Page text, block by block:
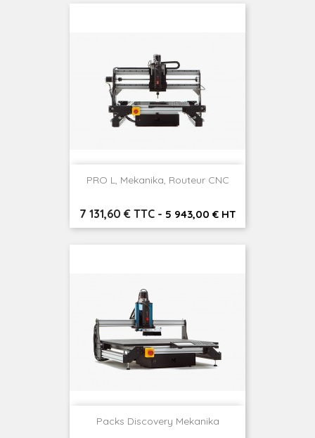
PRO L, Mekanika, Routeur CNC
Prix
7 131,60 € TTC - 5 943,00 € HT
Packs Discovery Mekanika